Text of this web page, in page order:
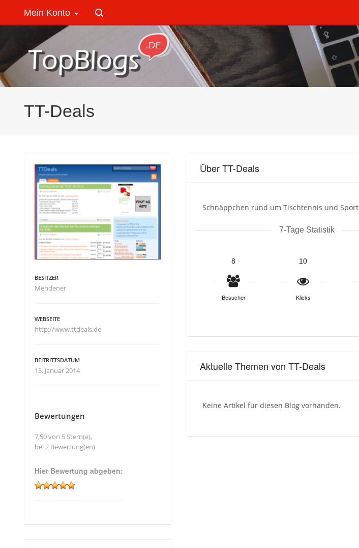
Mein Konto
TT-Deals
Über TT-Deals
Schnäppchen rund um Tischtennis und Sport
7-Tage Statistik
8
Besucher
10
Klicks
Aktuelle Themen von TT-Deals
Keine Artikel für diesen Blog vorhanden.
BESITZER
Mendener
WEBSEITE
http://www.ttdeals.de
BEITRITTSDATUM
13. Januar 2014
Bewertungen
7,50 von 5 Stern(e),
bei 2 Bewertung(en)
Hier Bewertung abgeben: